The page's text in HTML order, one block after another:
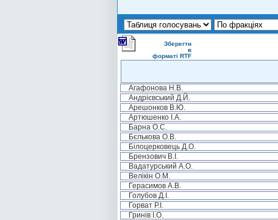
Зберегти
в
форматі RTF
Агафонова Н.В.
Андрієвський Д.Й.
Арешонков В.Ю.
Артюшенко І.А.
Барна О.С.
Бєлькова О.В.
Білоцерковець Д.О.
Брензович В.І.
Вадатурський А.О.
Велікін О.М.
Герасимов А.В.
Голубов Д.І.
Горват Р.І.
Гринів І.О.